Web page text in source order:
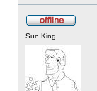
Sun King